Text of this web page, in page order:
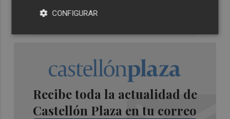
Recibe toda la actualidad de
Castellón Plaza en tu correo
CONFIGURAR